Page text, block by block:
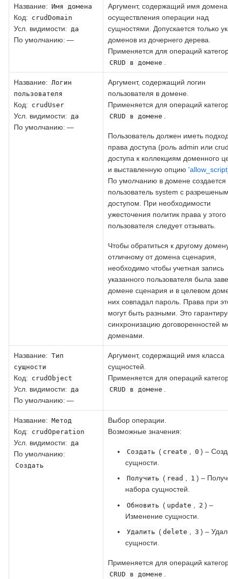
Название: Имя домена
Код: crudDomain
Усл. видимости: да
По умолчанию: —
Аргумент, содержащий имя
осуществления операции над
сущностями. Допускается только
доменов из дочернего дерева.
Применяется для операций
CRUD в домене
Название: Логин
пользователя
Код: crudUser
Усл. видимости: да
По умолчанию: —
Аргумент, содержащий логин
пользователя в домене.
Применяется для операций
CRUD в домене
Пользователь должен иметь
права доступа (роль admin или
доступа к коллекциям доменного
и выставленную опцию
По умолчанию в домене создается
пользователь system с
доступом. При необходимости
ужесточения политик права у этого
пользователя следует отзывать.
Чтобы обратиться к другому
отличному от домена сценария,
необходимо чтобы учетная запись
указанного пользователя была
домене сценария и в целевом
них совпадал пароль. Права при
могут быть разными. Это
синхронизацию договоренностей
доменами.
Название: Тип
сущности
Код: crudObject
Усл. видимости: да
По умолчанию: —
Аргумент, содержащий имя класса
сущностей.
Применяется для операций
CRUD в домене
Название: Метод
Код: crudOperation
Усл. видимости: да
По умолчанию:
Создать
Выбор операции.
Возможные значения:
Создать ( create 0 ) –
сущности.
Получить ( read 1 ) –
набора сущностей.
Обновить ( update 2 ) –
Изменение сущности.
Удалить ( delete 3 ) –
сущности.
Применяется для операций
CRUD в домене